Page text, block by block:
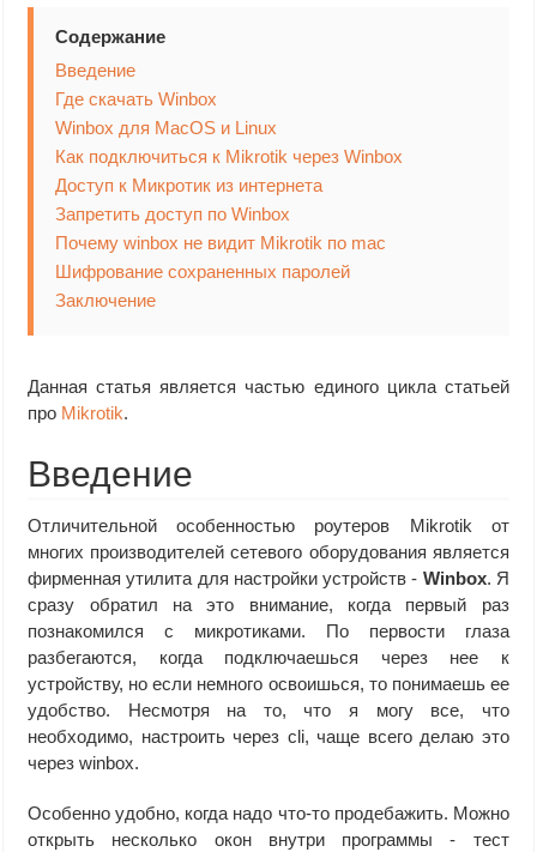
Содержание
Введение
Где скачать Winbox
Winbox для MacOS и Linux
Как подключиться к Mikrotik через Winbox
Доступ к Микротик из интернета
Запретить доступ по Winbox
Почему winbox не видит Mikrotik по mac
Шифрование сохраненных паролей
Заключение
Данная статья является частью единого цикла статьей
про Mikrotik.
Введение
Отличительной особенностью роутеров Mikrotik от
многих производителей сетевого оборудования является
фирменная утилита для настройки устройств - Winbox. Я
сразу обратил на это внимание, когда первый раз
познакомился с микротиками. По первости глаза
разбегаются, когда подключаешься через нее к
устройству, но если немного освоишься, то понимаешь ее
удобство. Несмотря на то, что я могу все, что
необходимо, настроить через cli, чаще всего делаю это
через winbox.
Особенно удобно, когда надо что-то продебажить. Можно
открыть несколько окон внутри программы - тест